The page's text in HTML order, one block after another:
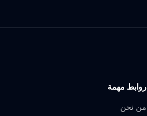
روابط مهمة
من نحن